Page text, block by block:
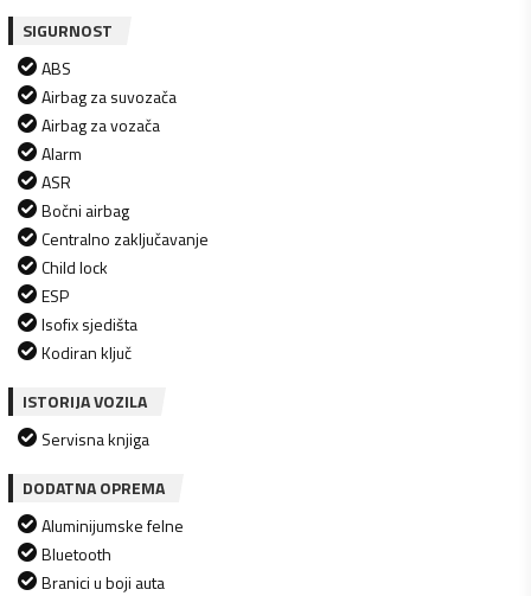
SIGURNOST
ABS
Airbag za suvozača
Airbag za vozača
Alarm
ASR
Bočni airbag
Centralno zaključavanje
Child lock
ESP
Isofix sjedišta
Kodiran ključ
ISTORIJA VOZILA
Servisna knjiga
DODATNA OPREMA
Aluminijumske felne
Bluetooth
Branici u boji auta